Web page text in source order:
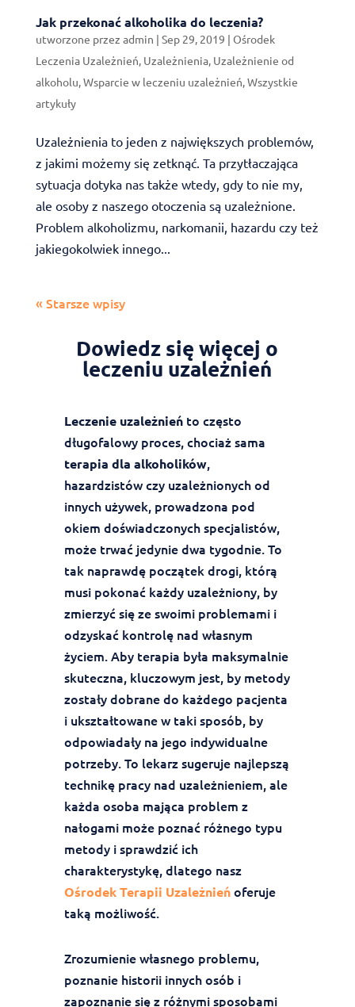
Jak przekonać alkoholika do leczenia?
utworzone przez admin | Sep 29, 2019 | Ośrodek
Leczenia Uzależnień Uzależnienia, Uzależnienie od
alkoholu Wsparcie w leczeniu uzależnień Wszystkie
artykuły
Uzależnienia to jeden z największych problemów,
z jakimi możemy się zetknąć. Ta przytłaczająca
sytuacja dotyka nas także wtedy, gdy to nie my,
ale osoby z naszego otoczenia są uzależnione.
Problem alkoholizmu, narkomanii, hazardu czy też
jakiegokolwiek innego...
« Starsze wpisy
Dowiedz się więcej o
leczeniu uzależnień
Leczenie uzależnieńto często
długofalowy proces, chociaż sama
terapia dla alkoholików,
hazardzistów czy uzależnionych od
innych używek, prowadzona pod
okiem doświadczonych specjalistów,
może trwać jedynie dwa tygodnie. To
tak naprawdę początek drogi, którą
musi pokonać każdy uzależniony, by
zmierzyć się ze swoimi problemami i
odzyskać kontrolę nad własnym
życiem. Aby terapia była maksymalnie
skuteczna, kluczowym jest, by metody
zostały dobrane do każdego pacjenta
i ukształtowane w taki sposób, by
odpowiadały na jego indywidualne
potrzeby. To lekarz sugeruje najlepszą
technikę pracy nad uzależnieniem, ale
każda osoba mająca problem z
nałogami może poznać różnego typu
metody i sprawdzić ich
charakterystykę, dlatego nasz
Ośrodek Terapii Uzależnieńoferuje
taką możliwość.
Zrozumienie własnego problemu,
poznanie historii innych osób i
zapoznanie się z różnymi sposobami